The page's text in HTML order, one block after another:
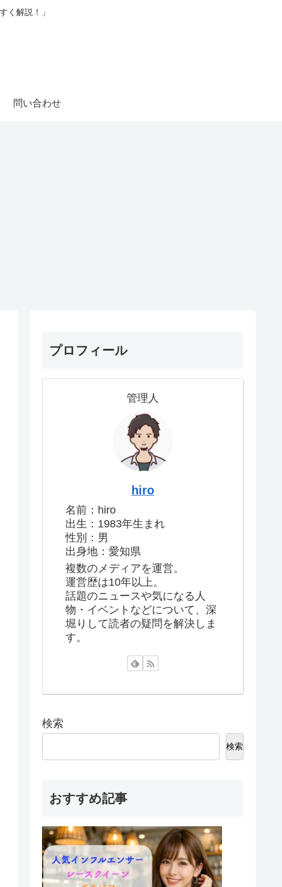
く解説！」
問い合わせ
プロフィール
管理人
hiro
名前：hiro
出生：1983年生まれ
性別：男
出身地：愛知県
複数のメディアを運営。
運営歴は10年以上。
話題のニュースや気になる人
物・イベントなどについて、深
堀りして読者の疑問を解決しま
す。
検索
検索
おすすめ記事